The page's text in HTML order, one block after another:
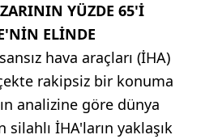
YÜZDE 65'İ
ELİNDE
hava araçları (İHA)
rakipsiz bir konuma
analizine göre dünya
İHA'ların yaklaşık